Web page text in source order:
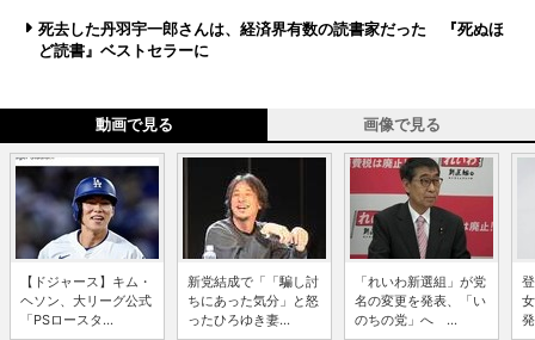
死去した丹羽宇一郎さんは、経済界有数の読書家だった 『死ぬほ
ど読書』ベストセラーに
動画で見る 画像で見る
【ドジャース】キム・
ヘソン、大リーグ公式
「PSロースタ...
新党結成で「「騙し討
ちにあった気分」と怒
ったひろゆき妻...
「れいわ新選組」が党
名の変更を発表、「い
のちの党」へ ...